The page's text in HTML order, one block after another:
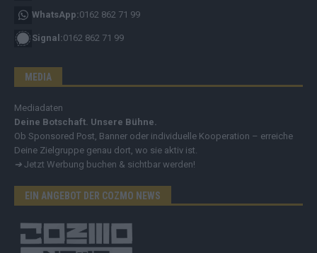
WhatsApp:0162 862 71 99
Signal:0162 862 71 99
MEDIA
Mediadaten
Deine Botschaft. Unsere Bühne.
Ob Sponsored Post, Banner oder individuelle Kooperation – erreiche
Deine Zielgruppe genau dort, wo sie aktiv ist.
➔ Jetzt Werbung buchen & sichtbar werden!
EIN ANGEBOT DER COZMO NEWS